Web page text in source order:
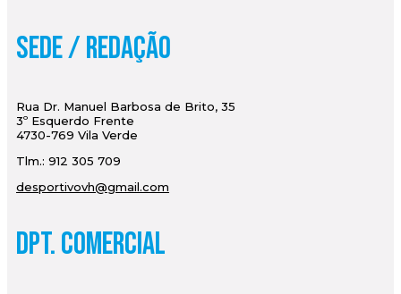
Sede / Redação
Rua Dr. Manuel Barbosa de Brito, 35
3º Esquerdo Frente
4730-769 Vila Verde
Tlm.: 912 305 709
desportivovh@gmail.com
Dpt. Comercial